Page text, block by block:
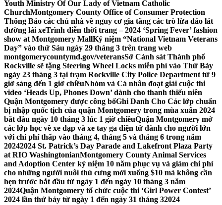
Youth Ministry Of Our Lady of Vietnam Catholic
ChurchMontgomery County Office of Consumer Protection
Thông Báo các chủ nhà về nguy cơ gia tăng các trò lừa đảo lát
đường lái xeTrình diễn thời trang – 2024 ‘Spring Fever’ fashion
show at Montgomery MallKỷ niệm “National Vietnam Veterans
Day” vào thứ Sáu ngày 29 tháng 3 trên trang web
montgomerycountymd.gov/veteransSở Cảnh sát Thành phố
Rockville sẽ tặng Steering Wheel Locks miễn phí vào Thứ Bảy
ngày 23 tháng 3 tại trạm Rockville City Police Department từ 9
giờ sáng đến 1 giờ chiềuNhóm và Cá nhân đoạt giải cuộc thi
video ‘Heads Up, Phones Down’ dành cho thanh thiếu niên
Quận Montgomery được công bốGhi Danh Cho Các lớp chuẩn
bị nhập quốc tịch của quận Montgomery trong mùa xuân 2024
bắt đầu ngày 10 tháng 3 lúc 1 giờ chiềuQuận Montgomery mở
các lớp học về xe đạp và xe tay ga điện tử dành cho người lớn
với chi phí thấp vào tháng 4, tháng 5 và tháng 6 trong năm
20242024 St. Patrick’s Day Parade and Lakefront Plaza Party
at RIO WashingtonianMontgomery County Animal Services
and Adoption Center kỷ niệm 10 năm phục vụ và giảm chi phí
cho những người nuôi thú cưng mới xuống $10 mà không cần
hẹn trước bắt đầu từ ngày 1 đến ngày 10 tháng 3 năm
2024Quận Montgomery tổ chức cuộc thi ‘Girl Power Contest’
2024 lần thứ bảy từ ngày 1 đến ngày 31 tháng 32024